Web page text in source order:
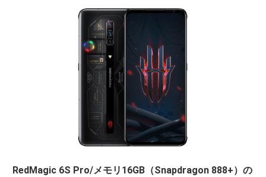
RedMagic 6S Pro/メモリ16GB（Snapdragon 888+）の